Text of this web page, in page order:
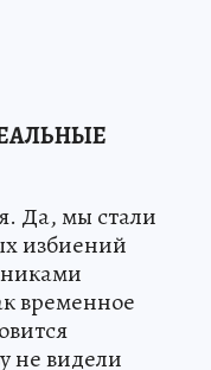
Да, мы стали
избиений
временное
не видели